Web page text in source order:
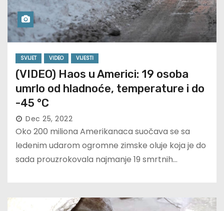
SVIJET VIDEO VIJESTI
(VIDEO) Haos u Americi: 19 osoba
umrlo od hladnoće, temperature i do
-45 °C
Dec 25, 2022
Oko 200 miliona Amerikanaca suočava se sa
ledenim udarom ogromne zimske oluje koja je do
sada prouzrokovala najmanje 19 smrtnih…